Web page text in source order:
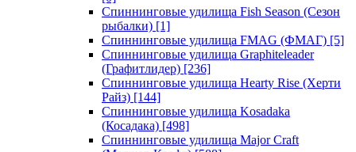
Спиннинговые удилища Fish Season (Сезон
рыбалки) [1]
Спиннинговые удилища FMAG (ФМАГ) [5]
Спиннинговые удилища Graphiteleader
(Графитлидер) [236]
Спиннинговые удилища Hearty Rise (Херти
Райз) [144]
Спиннинговые удилища Kosadaka
(Косадака) [498]
Спиннинговые удилища Major Craft